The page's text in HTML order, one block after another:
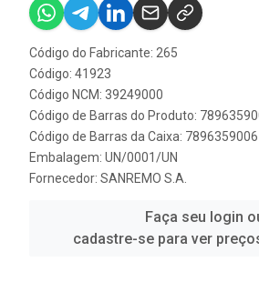
Código do Fabricante: 265
Código: 41923
Código NCM: 39249000
Código de Barras do Produto:
Código de Barras da Caixa:
Embalagem: UN/0001/UN
Fornecedor: SANREMO S.A.
Faça seu login
cadastre-se para ver